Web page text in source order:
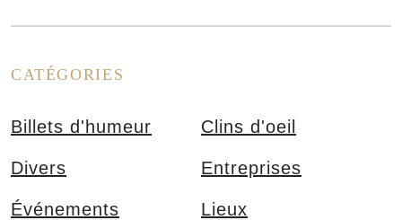
CATÉGORIES
Billets d'humeur Clins d'oeil
Divers Entreprises
Événements Lieux